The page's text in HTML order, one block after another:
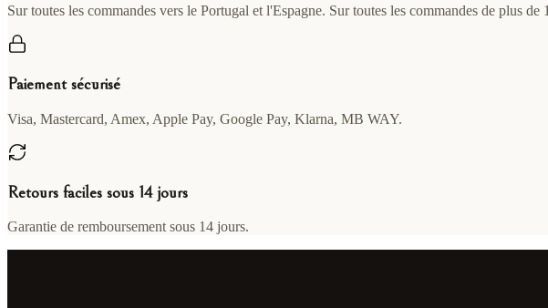
Sur toutes les commandes vers le Portugal et l'Espagne. Sur toutes les commandes de plus
Paiement sécurisé
Visa, Mastercard, Amex, Apple Pay, Google Pay, Klarna, MB WAY.
Retours faciles sous 14 jours
Garantie de remboursement sous 14 jours.